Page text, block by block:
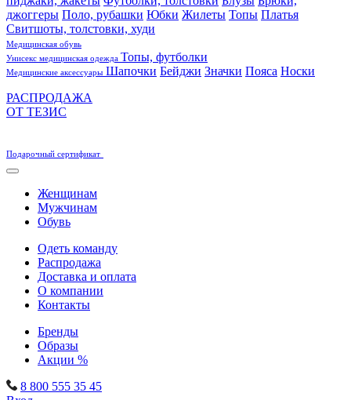
джоггеры Поло, рубашки Юбки Жилеты Топы Платья
Свитшоты, толстовки, худи
Медицинская обувь
Унисекс медицинская одежда Топы, футболки
Медицинские аксессуары Шапочки Бейджи Значки Пояса Носки
РАСПРОДАЖА
ОТ ТЕЗИС
Подарочный сертификат
Женщинам
Мужчинам
Обувь
Одеть команду
Распродажа
Доставка и оплата
О компании
Контакты
Бренды
Образы
Акции %
8 800 555 35 45